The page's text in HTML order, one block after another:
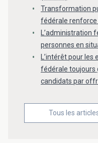
Transformation
fédérale renforce
L’administration
personnes en
L’intérêt pour
fédérale toujours
candidats par
Tous les